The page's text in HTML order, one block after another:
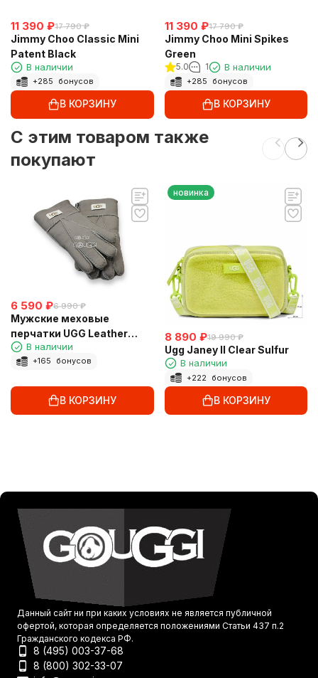
11 390 ₽17 790 ₽
Jimmy Choo Classic Mini
Patent Black
В наличии
+285 бонусов
В КОРЗИНУ
11 390 ₽17 790 ₽
Jimmy Choo Mini Spikes
Green
5.0 1 В наличии
+285 бонусов
В КОРЗИНУ
C этим товаром также
покупают
6 590 ₽6 990 ₽
Мужские меховые
перчатки UGG Leather
Capuccinno
В наличии
+165 бонусов
В КОРЗИНУ
новинка
8 890 ₽19 990 ₽
Ugg Janey II Clear Sulfur
В наличии
+222 бонусов
В КОРЗИНУ
Данный сайт ни при каких условиях не является публичной
офертой, которая определяется положениями Статьи 437 п.2
Гражданского кодекса РФ.
8 (495) 003-37-68
8 (800) 302-33-07